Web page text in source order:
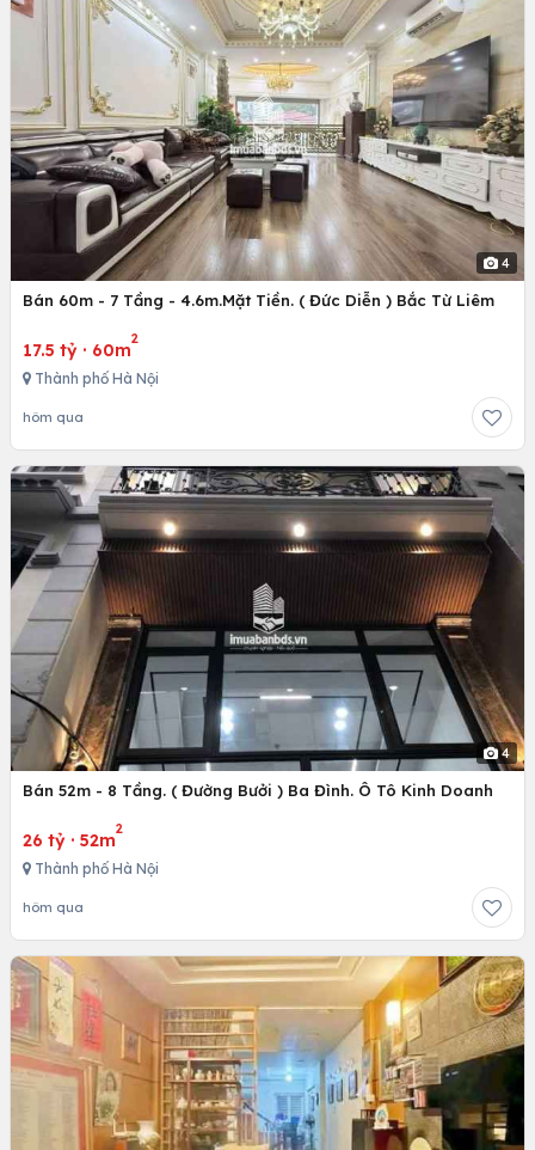
4
Bán 60m - 7 Tầng - 4.6m.Mặt Tiền. ( Đức Diễn ) Bắc Từ Liêm
17.5 tỷ · 60m
2
Thành phố Hà Nội
hôm qua
4
Bán 52m - 8 Tầng. ( Đường Bưởi ) Ba Đình. Ô Tô Kinh Doanh
26 tỷ · 52m
2
Thành phố Hà Nội
hôm qua